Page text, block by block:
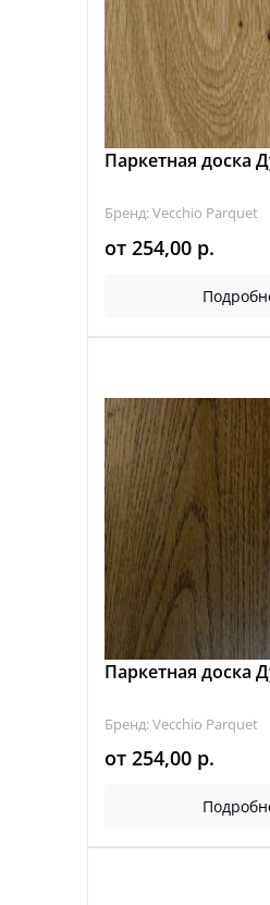
Паркетная доска
Бренд: Vecchio Parquet
от 254,00 р.
Паркетная доска
Бренд: Vecchio Parquet
от 254,00 р.